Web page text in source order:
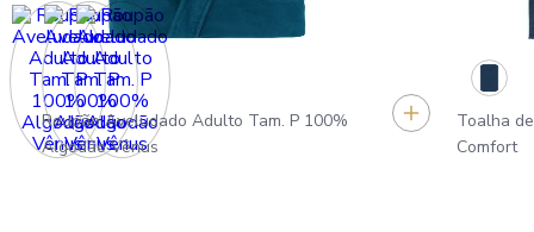
Roupão Aveludado Adulto Tam. P 100%
Algodão Vênus
Toalha
Comfort